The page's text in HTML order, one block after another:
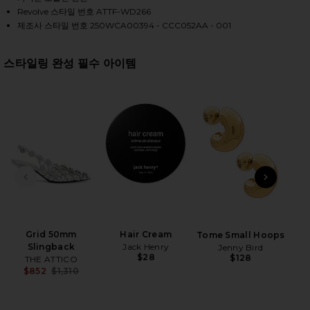
Revolve 스타일 번호 ATTF-WD266
제조사 스타일 번호 250WCA00394 - CCC052AA - 001
스타일링 완성 필수 아이템
전 슬라이드
Grid 50mm
Slingback
THE ATTICO
$852 $1,310
Hair Cream
Jack Henry
$28
Tome Small Hoops
Jenny Bird
$128
다음